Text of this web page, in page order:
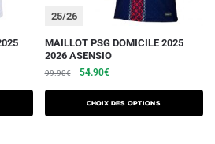
du
25/26
MAILLOT PSG DOMICILE 2025
2026 ASENSIO
99.90€
Le
initial
était :
54.90€Le
actuel
est :
Choix des options
Ce
produit
a
plusieurs
variations.